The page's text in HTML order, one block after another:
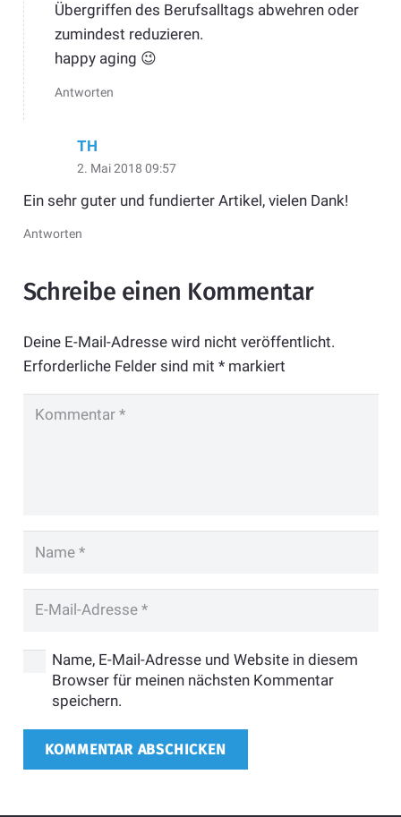
Übergriffen des Berufsalltags abwehren oder
zumindest reduzieren.
happy aging 😉
Antworten
TH
2. Mai 2018 09:57
Ein sehr guter und fundierter Artikel, vielen Dank!
Antworten
Schreibe einen Kommentar
Deine E-Mail-Adresse wird nicht veröffentlicht.
Erforderliche Felder sind mit *markiert
Name, E-Mail-Adresse und Website in diesem
Browser für meinen nächsten Kommentar
speichern.
KOMMENTAR ABSCHICKEN